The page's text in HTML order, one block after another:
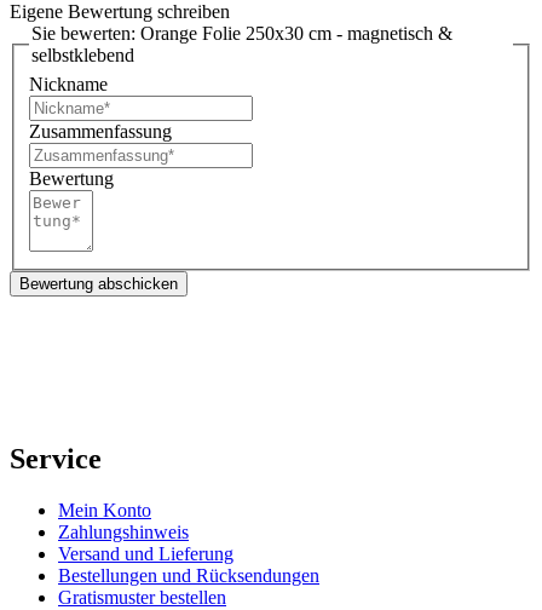
Eigene Bewertung schreiben
Sie bewerten: Orange Folie 250x30 cm - magnetisch &
selbstklebend
Nickname
Zusammenfassung
Bewertung
Bewertung abschicken
Service
Mein Konto
Zahlungshinweis
Versand und Lieferung
Bestellungen und Rücksendungen
Gratismuster bestellen